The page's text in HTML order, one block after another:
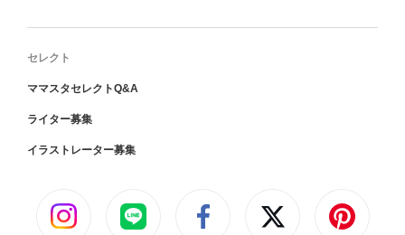
セレクト
ママスタセレクトQ&A
ライター募集
イラストレーター募集